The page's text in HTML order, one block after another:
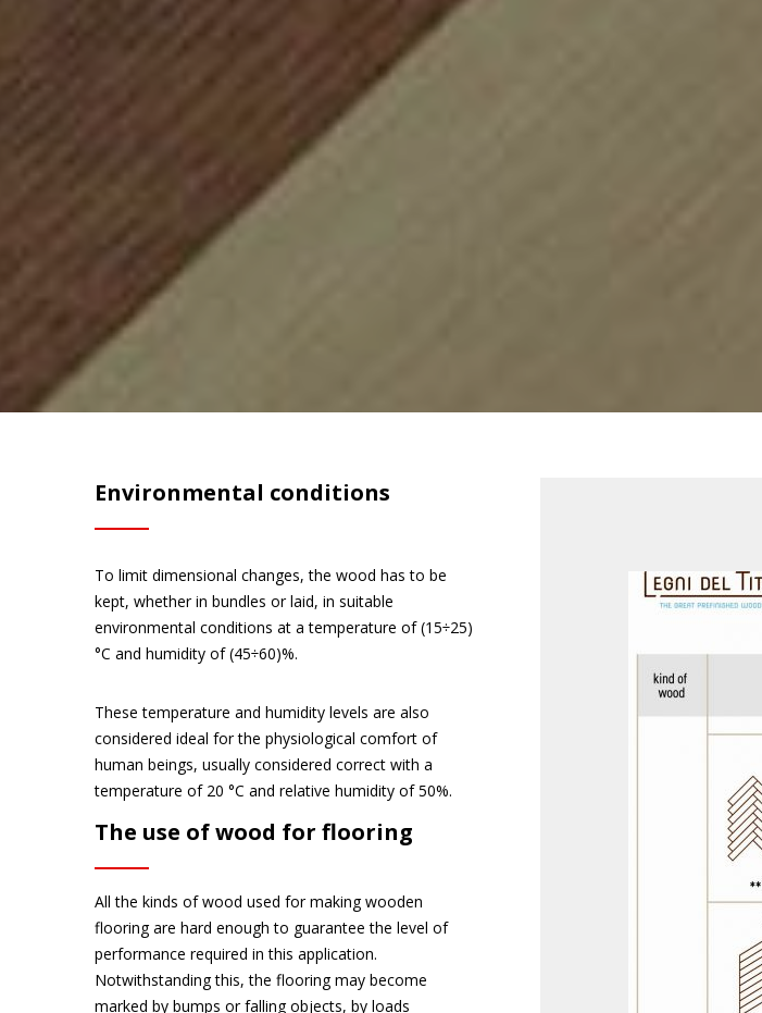
Environmental conditions
To limit dimensional changes, the wood has to be
kept, whether in bundles or laid, in suitable
environmental conditions at a temperature of (15÷25)
°C and humidity of (45÷60)%.
These temperature and humidity levels are also
considered ideal for the physiological comfort of
human beings, usually considered correct with a
temperature of 20 °C and relative humidity of 50%.
The use of wood for flooring
All the kinds of wood used for making wooden
flooring are hard enough to guarantee the level of
performance required in this application.
Notwithstanding this, the flooring may become
marked by bumps or falling objects, by loads